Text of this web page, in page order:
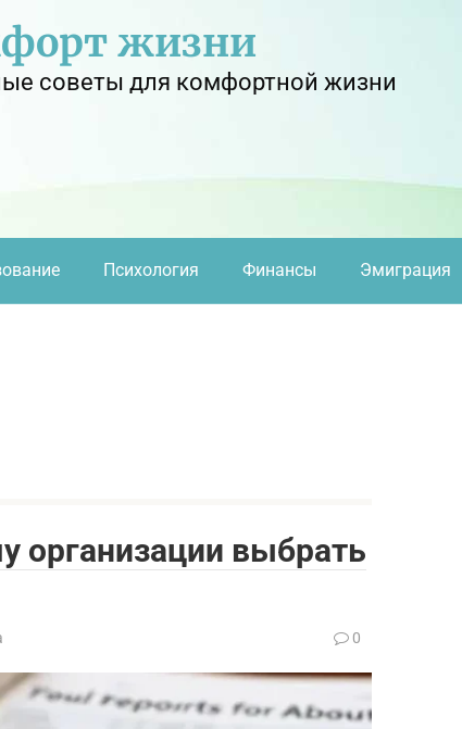
жизни
советы для комфортной жизни
Психология Финансы Эмиграция
выбрать
0